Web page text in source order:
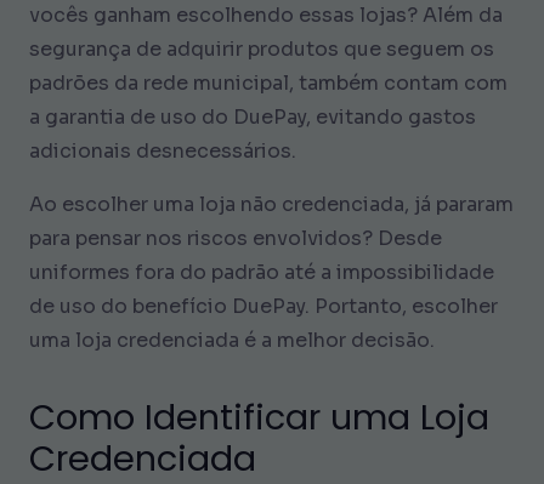
vocês ganham escolhendo essas lojas? Além da
segurança de adquirir produtos que seguem os
padrões da rede municipal, também contam com
a garantia de uso do DuePay, evitando gastos
adicionais desnecessários.
Ao escolher uma loja não credenciada, já pararam
para pensar nos riscos envolvidos? Desde
uniformes fora do padrão até a impossibilidade
de uso do benefício DuePay. Portanto, escolher
uma loja credenciada é a melhor decisão.
Como Identificar uma Loja
Credenciada